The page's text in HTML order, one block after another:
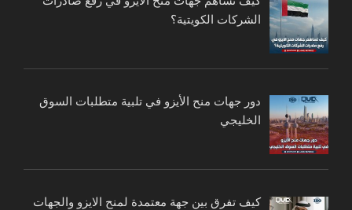
الشركات الكويتية؟
دور جهات منح الأيزو في تلبية متطلبات السوق
الخليجي
كيف تفرق بين جهة معتمدة لمنح الايزو والجهات